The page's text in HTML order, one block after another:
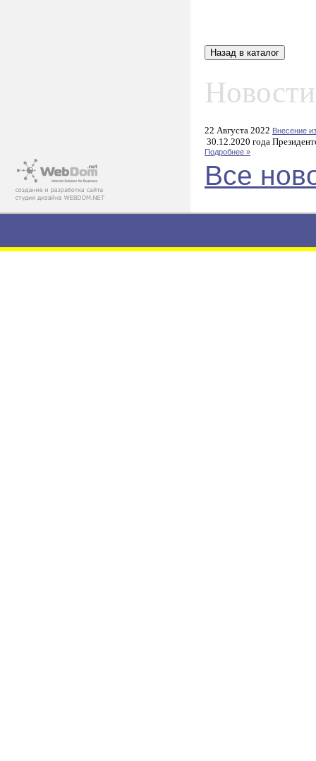
22 Августа 2022 Внесение
30.12.2020 года
Подробнее »
Все